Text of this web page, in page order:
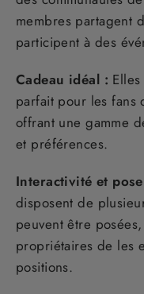
membres partagent
participent à des
Cadeau idéal :
parfait pour les fans
offrant une gamme
et préférences.
Interactivité et
disposent de
peuvent être
propriétaires de les
positions.